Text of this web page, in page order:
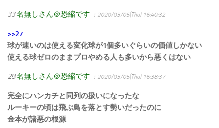
33名無しさん＠恐縮です ：2020/03/05(Thu) 16:40:32
>>27
球が速いのは使える変化球が1個多いぐらいの価値しかない
使える球ゼロのままプロやめる人も多いから悪くはない
28名無しさん＠恐縮です ：2020/03/05(Thu) 16:38:37
完全にハンカチと同列の扱いになったな
ルーキーの頃は飛ぶ鳥を落とす勢いだったのに
金本が諸悪の根源